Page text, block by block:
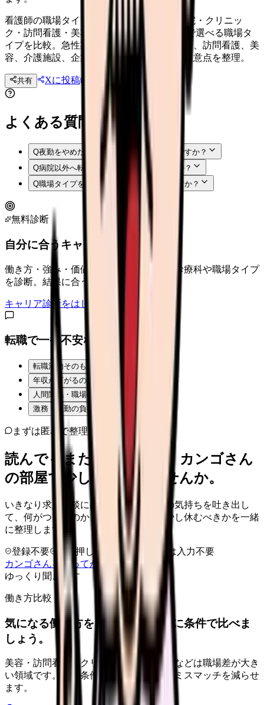
看護師の職場タイプ別転職ガイド 2026｜病院・クリニッ
ク・訪問看護・美容・介護施設 看護師転職で選べる職場タ
イプを比較。急性期病院、外来、クリニック、訪問看護、美
容、介護施設、企業、透析の向き不向きと注意点を整理。
共有 Xに投稿 LINE 投稿文コピー
よくある質問
Q夜勤をやめたい看護師に向く職場はどこですか？
Q病院以外へ転職するとスキルは落ちますか？
Q職場タイプを決めきれない時はどうしますか？
無料診断
自分に合うキャリアタイプは？
働き方・強み・価値観から、向いている診療科や職場タイプ
を診断。結果に合う求人も表示。
キャリア診断をはじめる
転職で一番不安なことは？
転職活動そのものが不安
年収が下がるのが怖い
人間関係・職場の雰囲気
激務・夜勤の負担
まずは匿名で整理
読んでもまだ苦しいなら、カンゴさん
の部屋で少し話してみませんか。
いきなり求人相談には進みません。今の気持ちを吐き出し
て、何がつらいのか、辞めるべきか、少し休むべきかを一緒
に整理します。
登録不要 求人押し売りなし
病院名は入力不要
カンゴさんを知ってから相談する
ゆっくり聞きます
働き方比較
気になる働き方を、求人を見る前に条件で比べま
しょう。
美容・訪問看護・クリニック・夜勤なしなどは職場差が大き
い領域です。希望条件を先に整理するとミスマッチを減らせ
ます。